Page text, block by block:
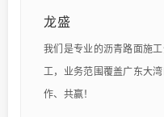
龙盛
我们是专业的沥青路面施
工，业务范围覆盖广东大
作、共赢！